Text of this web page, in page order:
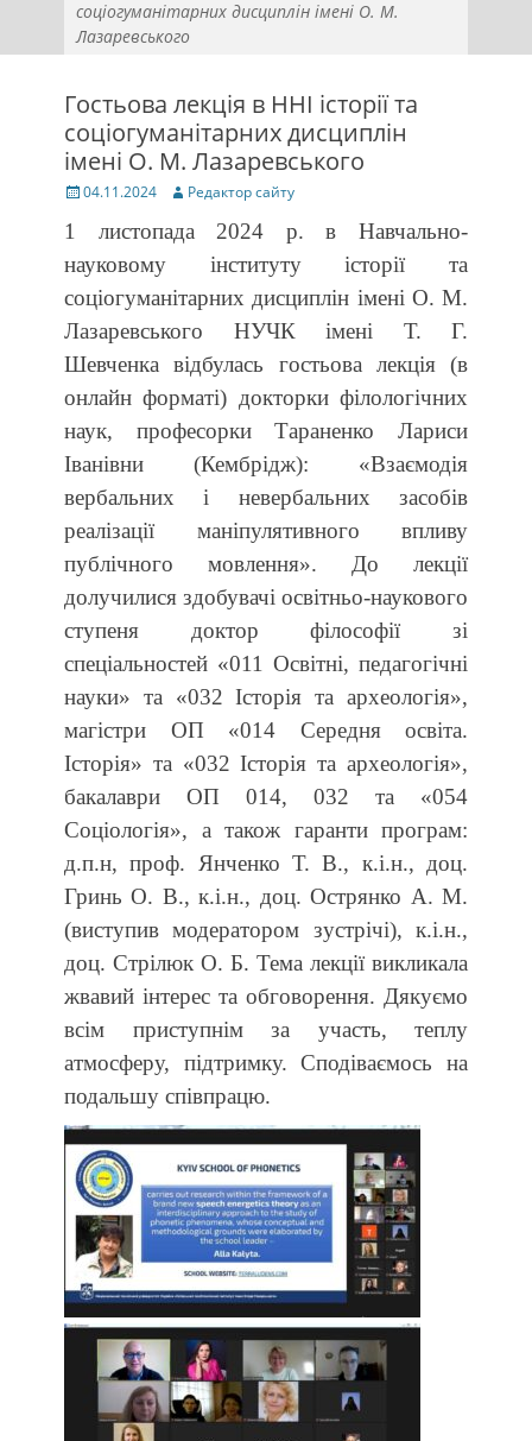
соціогуманітарних дисциплін імені О. М.
Лазаревського
Гостьова лекція в ННІ історії та
соціогуманітарних дисциплін
імені О. М. Лазаревського
Posted
04.11.2024 Author
Редактор сайту
1 листопада 2024 р. в Навчально-
науковому інституту історії та
соціогуманітарних дисциплін імені О. М.
Лазаревського НУЧК імені Т. Г.
Шевченка відбулась гостьова лекція (в
онлайн форматі) докторки філологічних
наук, професорки Тараненко Лариси
Іванівни (Кембрідж): «Взаємодія
вербальних і невербальних засобів
реалізації маніпулятивного впливу
публічного мовлення». До лекції
долучилися здобувачі освітньо-наукового
ступеня доктор філософії зі
спеціальностей «011 Освітні, педагогічні
науки» та «032 Історія та археологія»,
магістри ОП «014 Середня освіта.
Історія» та «032 Історія та археологія»,
бакалаври ОП 014, 032 та «054
Соціологія», а також гаранти програм:
д.п.н, проф. Янченко Т. В., к.і.н., доц.
Гринь О. В., к.і.н., доц. Острянко А. М.
(виступив модератором зустрічі), к.і.н.,
доц. Стрілюк О. Б. Тема лекції викликала
жвавий інтерес та обговорення. Дякуємо
всім приступнім за участь, теплу
атмосферу, підтримку. Сподіваємось на
подальшу співпрацю.